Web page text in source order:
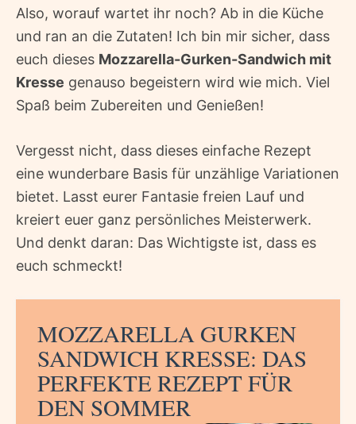
Also, worauf wartet ihr noch? Ab in die Küche
und ran an die Zutaten! Ich bin mir sicher, dass
euch dieses Mozzarella-Gurken-Sandwich mit
Kresse genauso begeistern wird wie mich. Viel
Spaß beim Zubereiten und Genießen!
Vergesst nicht, dass dieses einfache Rezept
eine wunderbare Basis für unzählige Variationen
bietet. Lasst eurer Fantasie freien Lauf und
kreiert euer ganz persönliches Meisterwerk.
Und denkt daran: Das Wichtigste ist, dass es
euch schmeckt!
MOZZARELLA GURKEN
SANDWICH KRESSE: DAS
PERFEKTE REZEPT FÜR
DEN SOMMER